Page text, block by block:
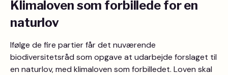
Klimaloven som forbillede for en
naturlov
Ifølge de fire partier får det nuværende
biodiversitetsråd som opgave at udarbejde forslaget til
en naturlov, med klimaloven som forbilledet. Loven skal